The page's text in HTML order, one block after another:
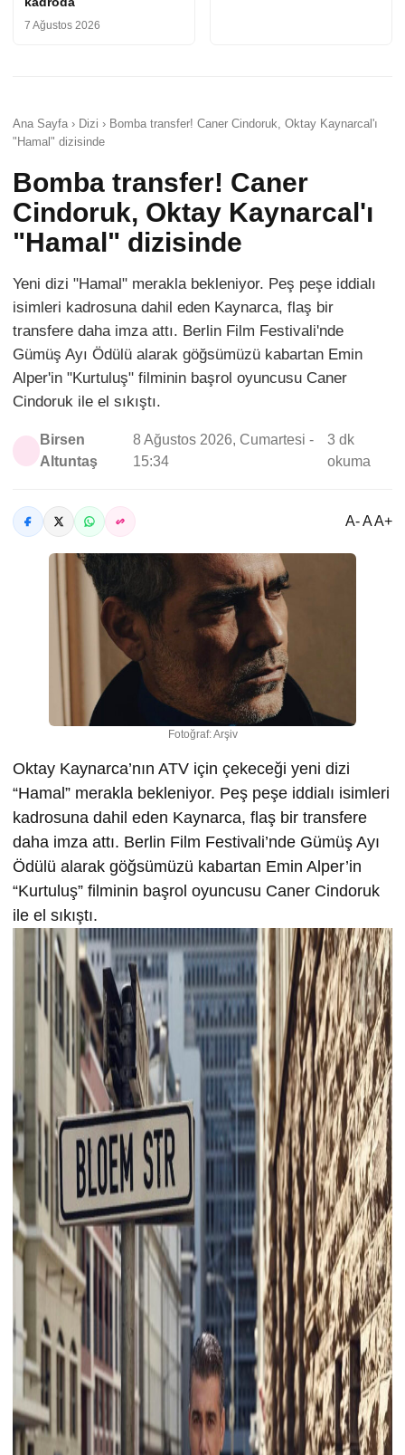
7 Ağustos 2026
Ana Sayfa › Dizi › Bomba transfer! Caner Cindoruk, Oktay Kaynarcal'ı
"Hamal" dizisinde
Bomba transfer! Caner
Cindoruk, Oktay Kaynarcal'ı
"Hamal" dizisinde
Yeni dizi "Hamal" merakla bekleniyor. Peş peşe iddialı
isimleri kadrosuna dahil eden Kaynarca, flaş bir
transfere daha imza attı. Berlin Film Festivali'nde
Gümüş Ayı Ödülü alarak göğsümüzü kabartan Emin
Alper'in "Kurtuluş" filminin başrol oyuncusu Caner
Cindoruk ile el sıkıştı.
Birsen
Altuntaş
8 Ağustos 2026, Cumartesi -
15:34
3 dk
okuma
A- A A+
Fotoğraf: Arşiv
Oktay Kaynarca’nın ATV için çekeceği yeni dizi
“Hamal” merakla bekleniyor. Peş peşe iddialı isimleri
kadrosuna dahil eden Kaynarca, flaş bir transfere
daha imza attı. Berlin Film Festivali’nde Gümüş Ayı
Ödülü alarak göğsümüzü kabartan Emin Alper’in
“Kurtuluş” filminin başrol oyuncusu Caner Cindoruk
ile el sıkıştı.